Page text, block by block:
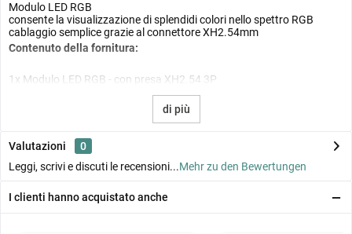
Modulo LED RGB
consente la visualizzazione di splendidi colori nello spettro RGB
cablaggio semplice grazie al connettore XH2.54mm
Contenuto della fornitura:
1x Modulo LED RGB - con presa XH2.54 3P
di più
Valutazioni
0
Leggi, scrivi e discuti le recensioni...Mehr zu den Bewertungen
I clienti hanno acquistato anche